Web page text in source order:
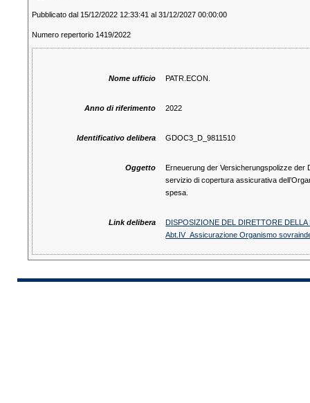
Pubblicato dal 15/12/2022 12:33:41 al 31/12/2027 00:00:00
Numero repertorio 1419/2022
Nome ufficio PATR.ECON.
Anno di riferimento 2022
Identificativo delibera GDOC3_D_9811510
Oggetto
Erneuerung der Versicherungspolizze der
servizio di copertura assicurativa
spesa.
Link delibera
DISPOSIZIONE DEL DIRETTORE
Abt.IV_Assicurazione Organismo